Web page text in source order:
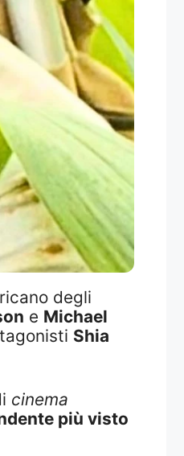
degli
e Michael
Shia
cinema
più visto